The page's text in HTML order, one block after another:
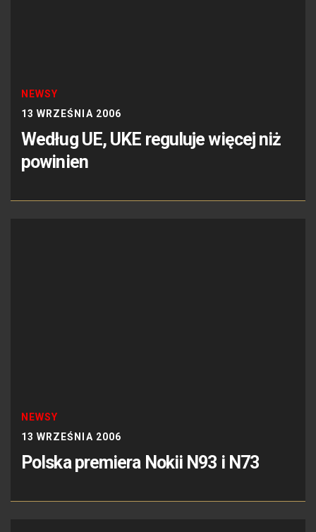
NEWSY
13 WRZEŚNIA 2006
Według UE, UKE reguluje więcej niż
powinien
NEWSY
13 WRZEŚNIA 2006
Polska premiera Nokii N93 i N73